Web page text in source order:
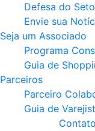
Defesa do
Envie sua
Seja um Associado
Programa
Guia de
Parceiros
Parceiro
Guia de
Contato